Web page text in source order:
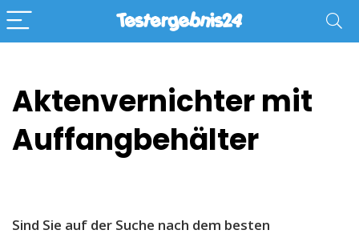
Aktenvernichter mit
Auffangbehälter
Sind Sie auf der Suche nach dem besten